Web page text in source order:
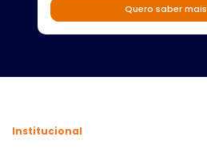
Quero saber mais
Institucional